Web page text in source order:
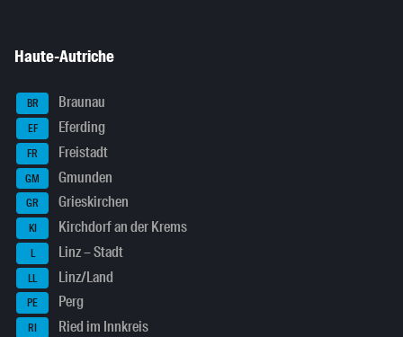
Haute-Autriche
BR Braunau
EF Eferding
FR Freistadt
GM Gmunden
GR Grieskirchen
KI Kirchdorf an der Krems
L Linz – Stadt
LL Linz/Land
PE Perg
RI Ried im Innkreis